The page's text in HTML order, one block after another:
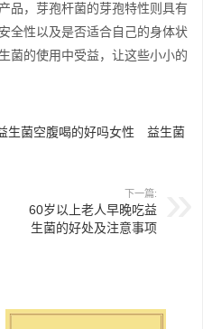
品，芽孢杆菌的芽孢特性则具有
全性以及是否适合自己的身体状
菌的使用中受益，让这些小小的
生菌空腹喝的好吗女性
益生菌
下一篇:
60岁以上老人早晚吃益
生菌的好处及注意事项